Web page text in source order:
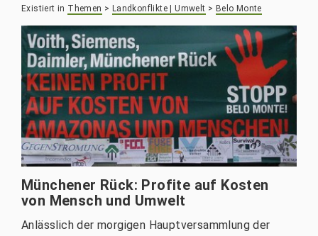
Existiert in Themen > Landkonflikte | Umwelt > Belo Monte
Münchener Rück: Profite auf Kosten
von Mensch und Umwelt
Anlässlich der morgigen Hauptversammlung der